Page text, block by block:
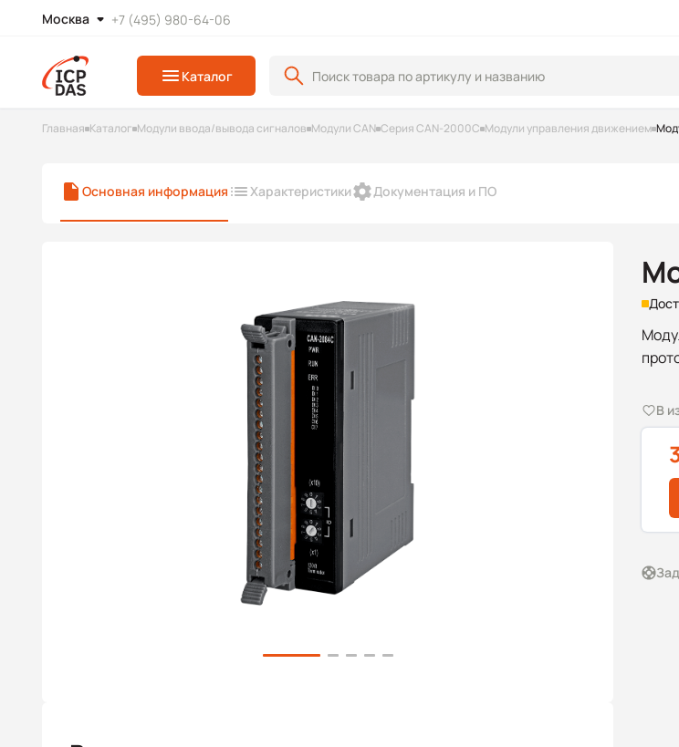
Москва +7 (495) 980-64-06
Каталог
Главная Каталог Модули ввода/вывода сигналов Модули CAN Серия CAN-2000C Модули управления движением
Основная информация Характеристики Документация и ПО
В